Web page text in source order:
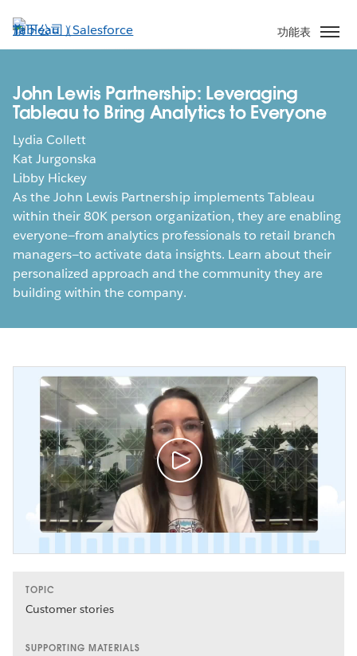
至
主
功能表
John Lewis Partnership: Leveraging
Tableau to Bring Analytics to Everyone
Lydia Collett
Kat Jurgonska
Libby Hickey
As the John Lewis Partnership implements Tableau
within their 80K person organization, they are enabling
everyone—from analytics professionals to retail branch
managers—to activate data insights. Learn about their
personalized approach and the community they are
building within the company.
TOPIC
Customer stories
SUPPORTING MATERIALS